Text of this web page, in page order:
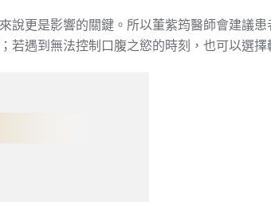
更是影響的關鍵。所以董紫筠醫師會建議
遇到無法控制口腹之慾的時刻，也可以選